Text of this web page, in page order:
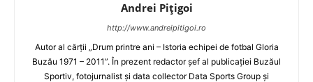
Andrei Pițigoi
http://www.andreipitigoi.ro
Autor al cărţii „Drum printre ani – Istoria echipei de fotbal Gloria
Buzău 1971 – 2011”. În prezent redactor şef al publicaţiei Buzăul
Sportiv, fotojurnalist şi data collector Data Sports Group şi